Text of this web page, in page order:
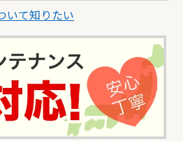
いて知りたい